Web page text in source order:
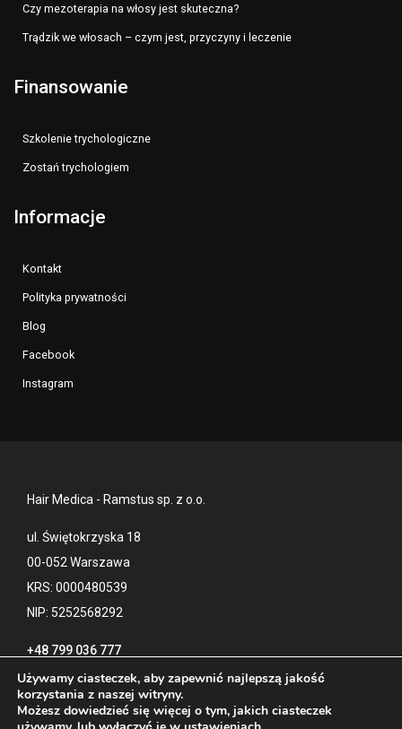
Czy mezoterapia na włosy jest skuteczna?
Trądzik we włosach – czym jest, przyczyny i leczenie
Finansowanie
Szkolenie trychologiczne
Zostań trychologiem
Informacje
Kontakt
Polityka prywatności
Blog
Facebook
Instagram
Hair Medica - Ramstus sp. z o.o.
ul. Świętokrzyska 18
00-052 Warszawa
KRS: 0000480539
NIP: 5252568292
+48 799 036 777
Kontakt Polityka prywatności
Używamy ciasteczek, aby zapewnić najlepszą jakość
korzystania z naszej witryny.
Możesz dowiedzieć się więcej o tym, jakich ciasteczek